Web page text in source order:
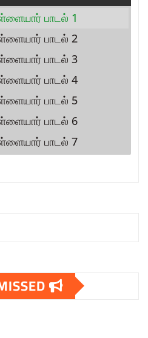
பாடல் 1
பாடல் 2
பாடல் 3
பாடல் 4
பாடல் 5
பாடல் 6
பாடல் 7